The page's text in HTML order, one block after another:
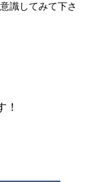
識してみて下さ
！